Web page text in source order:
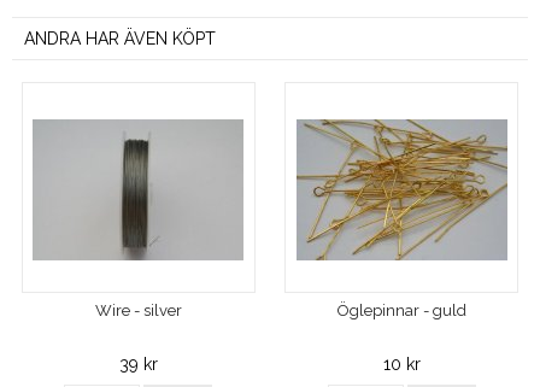
ANDRA HAR ÄVEN KÖPT
Wire - silver
39 kr
Öglepinnar - guld
10 kr